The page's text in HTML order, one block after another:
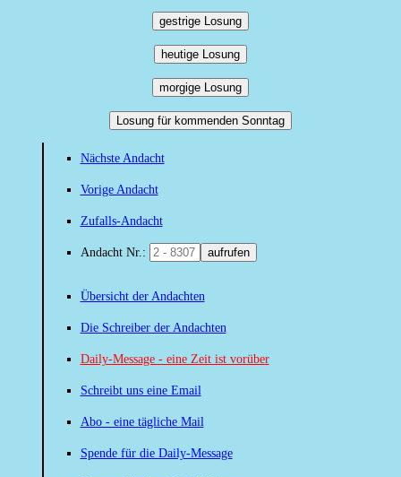
gestrige Losung
heutige Losung
morgige Losung
Losung für kommenden Sonntag
Nächste Andacht
Vorige Andacht
Zufalls-Andacht
Andacht Nr.: aufrufen
Übersicht der Andachten
Die Schreiber der Andachten
Daily-Message - eine Zeit ist vorüber
Schreibt uns eine Email
Abo - eine tägliche Mail
Spende für die Daily-Message